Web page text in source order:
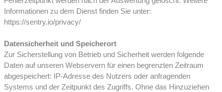
Informationen zu dem Dienst finden Sie unter:
https://sentry.io/privacy/
Datensicherheit und Speicherort
Zur Sicherstellung von Betrieb und Sicherheit werden folgende
Daten auf unseren Webservern für einen begrenzten Zeit­raum
abgespeichert: IP-Adresse des Nutzers oder anfragenden
Systems und der Zeitpunkt des Zugriffs. Ohne das Hinzuziehen